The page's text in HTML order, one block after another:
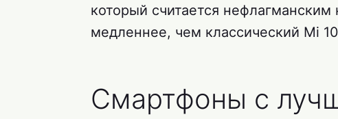
который считается
медленнее, чем классический Mi
Смартфоны с